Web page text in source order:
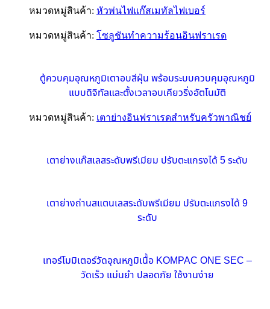
หมวดหมู่สินค้า: หัวพ่นไฟแก๊สเมทัลไฟเบอร์
หมวดหมู่สินค้า: โซลูชันทำความร้อนอินฟราเรด
ตู้ควบคุมอุณหภูมิเตาอบสีฝุ่น พร้อมระบบควบคุมอุณหภูมิ
แบบดิจิทัลและตั้งเวลาอบเคียวริ่งอัตโนมัติ
หมวดหมู่สินค้า: เตาย่างอินฟราเรดสำหรับครัวพาณิชย์
เตาย่างแก๊สเลสระดับพรีเมียม ปรับตะแกรงได้ 5 ระดับ
เตาย่างถ่านสแตนเลสระดับพรีเมียม ปรับตะแกรงได้ 9
ระดับ
เทอร์โมมิเตอร์วัดอุณหภูมิเนื้อ KOMPAC ONE SEC –
วัดเร็ว แม่นยำ ปลอดภัย ใช้งานง่าย